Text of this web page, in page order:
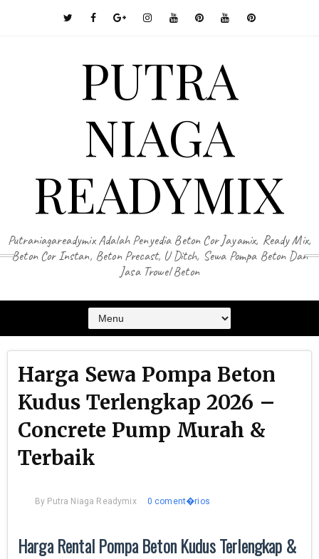
PUTRA
NIAGA
READYMIX
Putraniagareadymix Adalah Penyedia Beton Cor Jayamix, Ready Mix,
Beton Cor Instan, Beton Precast, U Ditch, Sewa Pompa Beton Dan
Jasa Trowel Beton
Harga Sewa Pompa Beton
Kudus Terlengkap 2026 –
Concrete Pump Murah &
Terbaik
By Putra Niaga Readymix 0 coment�rios
Harga Rental Pompa Beton Kudus Terlengkap &